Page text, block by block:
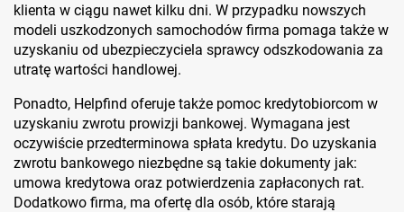
klienta w ciągu nawet kilku dni. W przypadku nowszych
modeli uszkodzonych samochodów firma pomaga także w
uzyskaniu od ubezpieczyciela sprawcy odszkodowania za
utratę wartości handlowej.
Ponadto, Helpfind oferuje także pomoc kredytobiorcom w
uzyskaniu zwrotu prowizji bankowej. Wymagana jest
oczywiście przedterminowa spłata kredytu. Do uzyskania
zwrotu bankowego niezbędne są takie dokumenty jak:
umowa kredytowa oraz potwierdzenia zapłaconych rat.
Dodatkowo firma, ma ofertę dla osób, które starają